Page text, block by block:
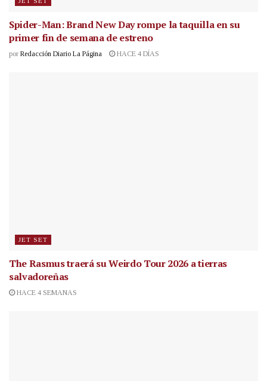
Spider-Man: Brand New Day rompe la taquilla en su
primer fin de semana de estreno
por Redacción Diario La Página HACE 4 DÍAS
JET SET
The Rasmus traerá su Weirdo Tour 2026 a tierras
salvadoreñas
HACE 4 SEMANAS